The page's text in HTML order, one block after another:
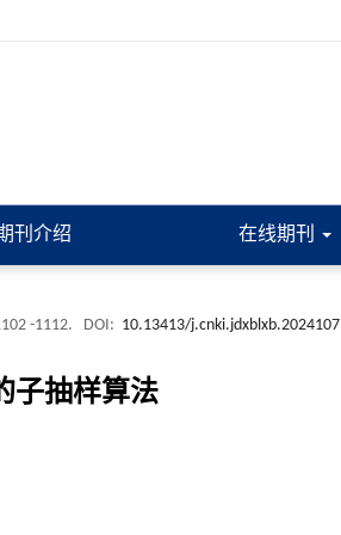
刊介绍 在线期刊
-1112. DOI: 10.13413/j.cnki.jdxblxb.2024107
子抽样算法